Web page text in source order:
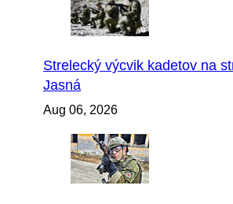
Strelecký výcvik kadetov na
Jasná
Aug 06, 2026